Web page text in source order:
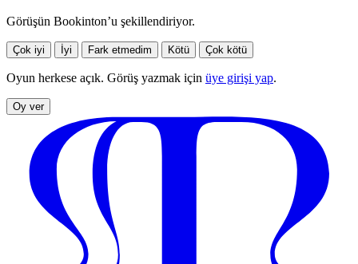
Görüşün Bookinton’u şekillendiriyor.
Çok iyi İyi Fark etmedim Kötü Çok kötü
Oyun herkese açık. Görüş yazmak için üye girişi yap.
Oy ver